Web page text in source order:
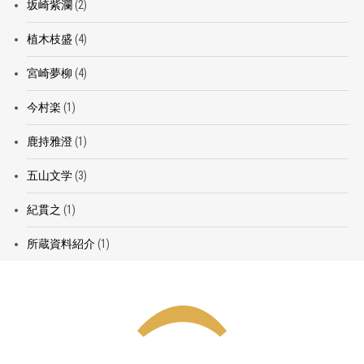
坂崎紫瀾 (2)
植木枝盛 (4)
宮崎夢柳 (4)
今村楽 (1)
鹿持雅澄(1)
五山文学(3)
紀貫之 (1)
所蔵資料紹介(1)